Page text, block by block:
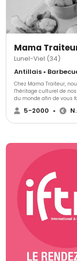
Mama
Lunel-Viel (34)
Antillais •
Chez Mama Traiteur,
l'héritage culturel de nos mamas. ​Nos mamas vous
du monde afin de vous
promettent de voyager au bout du
plats sont proposés en
l'organisation
5-2000 •